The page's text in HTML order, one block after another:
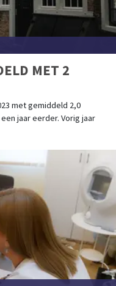
MET 2
met gemiddeld 2,0
jaar eerder. Vorig jaar